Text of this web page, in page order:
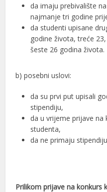
da imaju prebivalište
najmanje tri godine
da studenti upisane
godine života, treće
šeste 26 godina života.
b) posebni uslovi:
da su prvi put upisali
stipendiju,
da u vrijeme prijave
studenta,
da ne primaju
Prilikom prijave na konkurs